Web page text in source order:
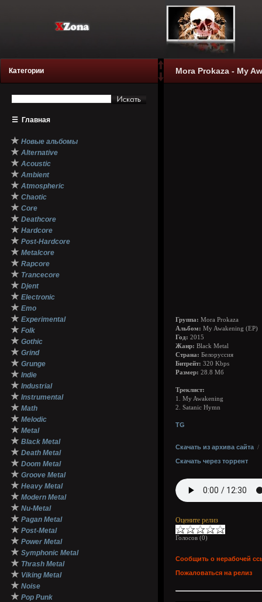
Категории
☰ Главная
★ Новые альбомы
★ Alternative
★ Acoustic
★ Ambient
★ Atmospheric
★ Chaotic
★ Core
★ Deathcore
★ Hardcore
★ Post-Hardcore
★ Metalcore
★ Rapcore
★ Trancecore
★ Djent
★ Electronic
★ Emo
★ Experimental
★ Folk
★ Gothic
★ Grind
★ Grunge
★ Indie
★ Industrial
★ Instrumental
★ Math
★ Melodic
★ Metal
★ Black Metal
★ Death Metal
★ Doom Metal
★ Groove Metal
★ Heavy Metal
★ Modern Metal
★ Nu-Metal
★ Pagan Metal
★ Post-Metal
★ Power Metal
★ Symphonic Metal
★ Thrash Metal
★ Viking Metal
★ Noise
★ Pop Punk
Mora Prokaza - My
Группа: Mora Prokaza
Альбом: My Awakening (EP)
Год: 2015
Жанр: Black Metal
Страна: Белоруссия
Битрейт: 320 Kbps
Размер: 28.8 Мб
Треклист:
1. My Awakening
2. Satanic Hymn
TG
Скачать из архива сайта /
Скачать через торрент
Оцените релиз
Голосов (0)
Сообщить о нерабочей
Пожаловаться на релиз